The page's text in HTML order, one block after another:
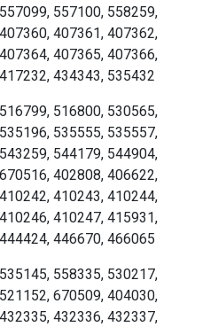
557100, 558259,
407361, 407362,
407365, 407366,
434343, 535432
516800, 530565,
535555, 535557,
544179, 544904,
402808, 406622,
410243, 410244,
410247, 415931,
446670, 466065
558335, 530217,
670509, 404030,
432336, 432337,